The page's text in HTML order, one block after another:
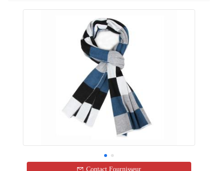
Contact Fournisseur